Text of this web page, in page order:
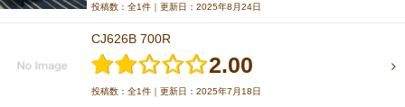
投稿数：全1件｜更新日：2025年8月24日
CJ626B 700R
2.00
投稿数：全1件｜更新日：2025年7月18日